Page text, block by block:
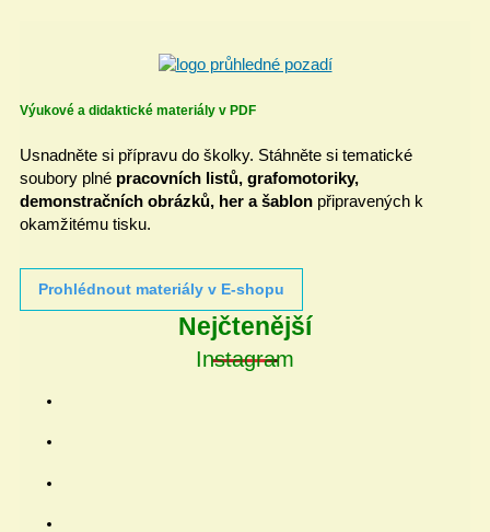
Výukové a didaktické materiály v PDF
Usnadněte si přípravu do školky. Stáhněte si tematické
soubory plné pracovních listů, grafomotoriky,
demonstračních obrázků, her a šablon připravených k
okamžitému tisku.
Prohlédnout materiály v E-shopu
Nejčtenější
Instagram